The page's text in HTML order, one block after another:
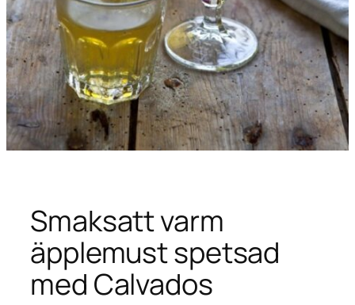
Smaksatt varm
äpplemust spetsad
med Calvados